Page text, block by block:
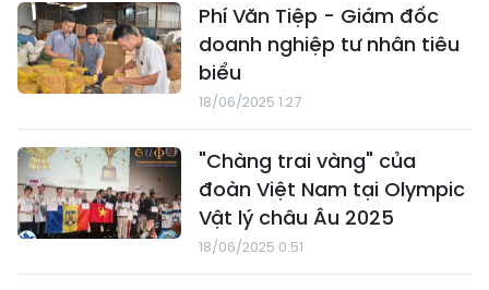
Phí Văn Tiệp - Giám đốc
doanh nghiệp tư nhân tiêu
biểu
18/06/2025 1:27
"Chàng trai vàng" của
đoàn Việt Nam tại Olympic
Vật lý châu Âu 2025
18/06/2025 0:51